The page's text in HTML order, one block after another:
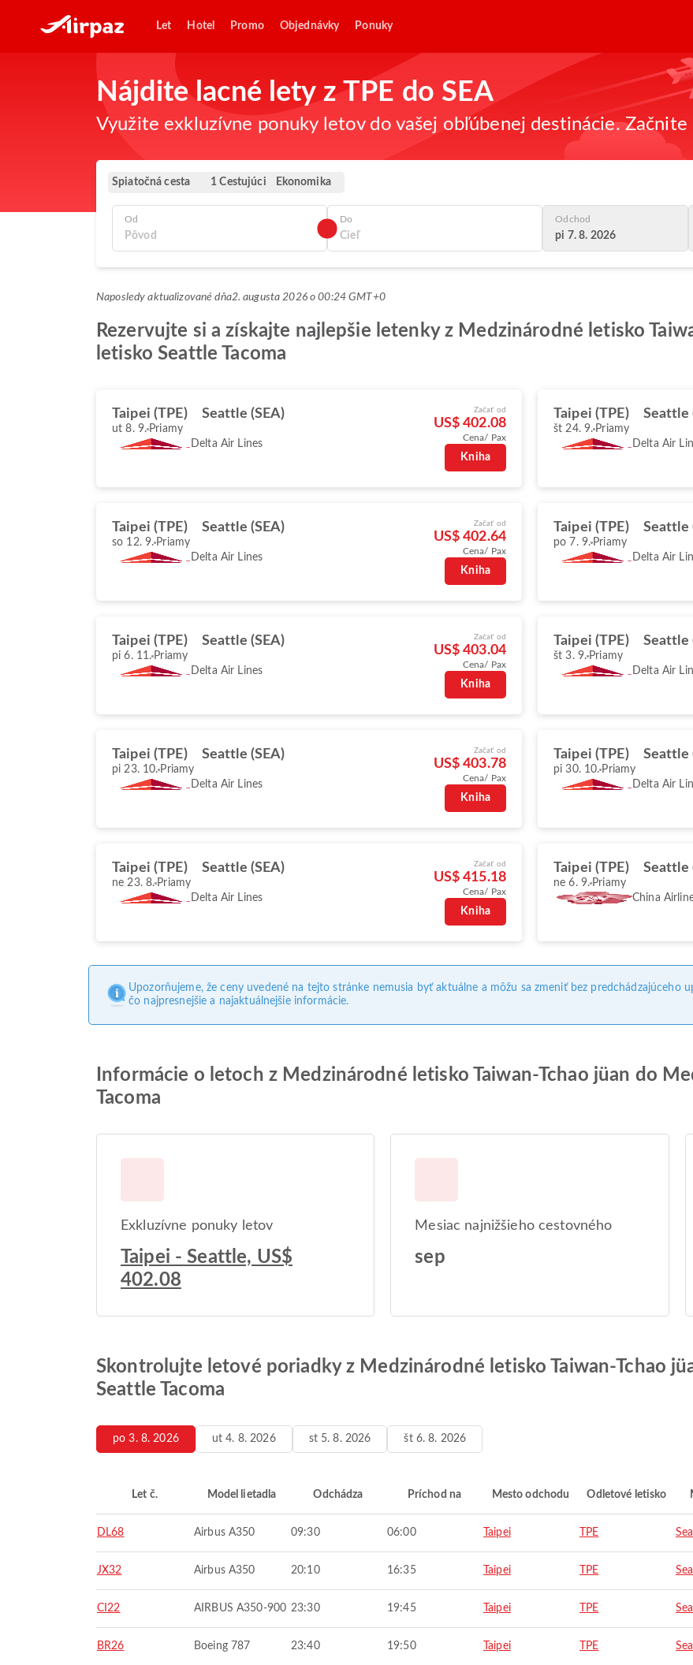
Let Hotel Promo Objednávky Ponuky
Nájdite lacné lety z TPE do SEA
Využite exkluzívne ponuky letov do vašej obľúbenej destinácie.
Spiatočná cesta 1 Cestujúci Ekonomika
Od Do Odchod
pi 7. 8. 2026
Naposledy aktualizované dňa2. augusta 2026 o 00:24 GMT+0
Rezervujte si a získajte najlepšie letenky z Medzinárodné letisko
letisko Seattle Tacoma
Taipei (TPE) Seattle (SEA)
ut 8. 9. Priamy
Delta Air Lines
Začať od
US$ 402.08
Cena/ Pax
Kniha
Taipei (TPE) Seattle
št 24. 9. Priamy
Delta Air
Taipei (TPE) Seattle (SEA)
so 12. 9. Priamy
Delta Air Lines
Začať od
US$ 402.64
Cena/ Pax
Kniha
Taipei (TPE) Seattle
po 7. 9. Priamy
Delta Air
Taipei (TPE) Seattle (SEA)
pi 6. 11. Priamy
Delta Air Lines
Začať od
US$ 403.04
Cena/ Pax
Kniha
Taipei (TPE) Seattle
št 3. 9. Priamy
Delta Air
Taipei (TPE) Seattle (SEA)
pi 23. 10. Priamy
Delta Air Lines
Začať od
US$ 403.78
Cena/ Pax
Kniha
Taipei (TPE) Seattle
pi 30. 10. Priamy
Delta Air
Taipei (TPE) Seattle (SEA)
ne 23. 8. Priamy
Delta Air Lines
Začať od
US$ 415.18
Cena/ Pax
Kniha
Taipei (TPE) Seattle
ne 6. 9. Priamy
China
Upozorňujeme, že ceny uvedené na tejto stránke nemusia byť aktuálne a môžu sa zmeniť bez predchádzajúceho
čo najpresnejšie a najaktuálnejšie informácie.
Informácie o letoch z Medzinárodné letisko Taiwan-Tchao jüan do
Tacoma
Exkluzívne ponuky letov
Taipei - Seattle, US$
402.08
Mesiac najnižšieho cestovného
sep
Skontrolujte letové poriadky z Medzinárodné letisko Taiwan-Tchao
Seattle Tacoma
po 3. 8. 2026 ut 4. 8. 2026 st 5. 8. 2026 št 6. 8. 2026
Let č. Model lietadla Odchádza Príchod na Mesto odchodu Odletové letisko
DL68 Airbus A350 09:30 06:00 Taipei TPE
JX32 Airbus A350 20:10 16:35 Taipei TPE
CI22 AIRBUS A350-900 23:30 19:45 Taipei TPE
BR26 Boeing 787 23:40 19:50 Taipei TPE